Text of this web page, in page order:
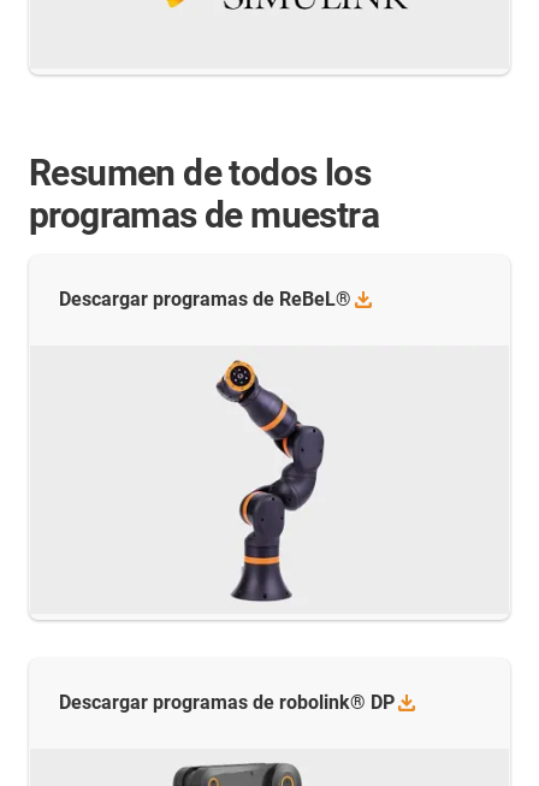
Resumen de todos los
programas de muestra
Descargar programas de ReBeL®
Descargar programas de robolink® DP